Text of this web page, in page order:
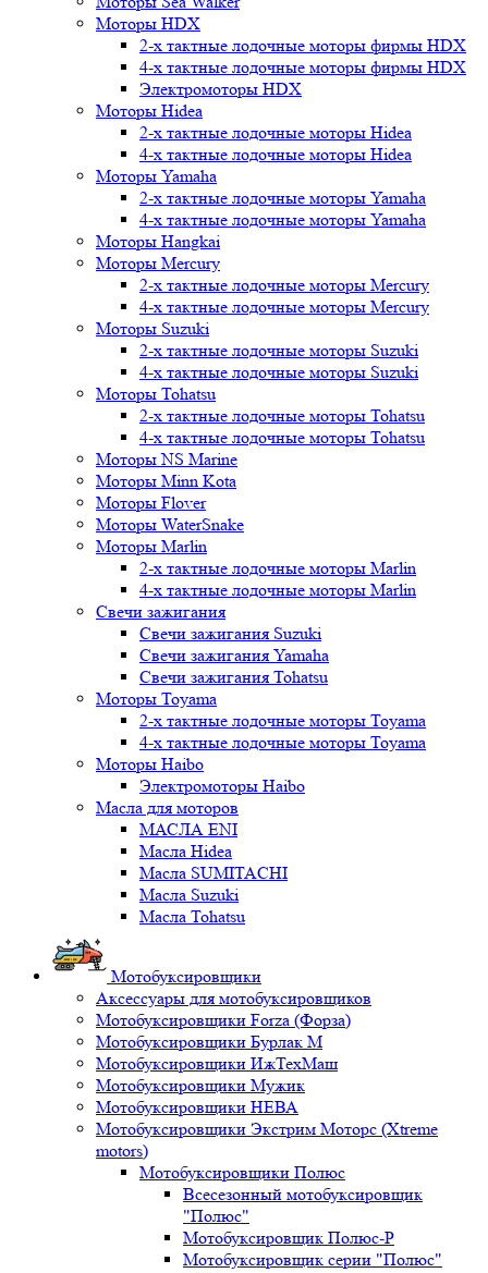
Моторы HDX
2-х тактные лодочные моторы фирмы HDX
4-х тактные лодочные моторы фирмы HDX
Электромоторы HDX
Моторы Hidea
2-х тактные лодочные моторы Hidea
4-х тактные лодочные моторы Hidea
Моторы Yamaha
2-х тактные лодочные моторы Yamaha
4-х тактные лодочные моторы Yamaha
Моторы Hangkai
Моторы Mercury
2-х тактные лодочные моторы Mercury
4-х тактные лодочные моторы Mercury
Моторы Suzuki
2-х тактные лодочные моторы Suzuki
4-х тактные лодочные моторы Suzuki
Моторы Tohatsu
2-х тактные лодочные моторы Tohatsu
4-х тактные лодочные моторы Tohatsu
Моторы NS Marine
Моторы Minn Kota
Моторы Flover
Моторы WaterSnake
Моторы Marlin
2-х тактные лодочные моторы Marlin
4-х тактные лодочные моторы Marlin
Свечи зажигания
Свечи зажигания Suzuki
Свечи зажигания Yamaha
Свечи зажигания Tohatsu
Моторы Toyama
2-х тактные лодочные моторы Toyama
4-х тактные лодочные моторы Toyama
Моторы Haibo
Электромоторы Haibo
Масла для моторов
МАСЛА ENI
Масла Hidea
Масла SUMITACHI
Масла Suzuki
Масла Tohatsu
Мотобуксировщики
Аксессуары для мотобуксировщиков
Мотобуксировщики Forza (Форза)
Мотобуксировщики Бурлак М
Мотобуксировщики ИжТехМаш
Мотобуксировщики Мужик
Мотобуксировщики НЕВА
Мотобуксировщики Экстрим Моторс (Xtreme
motors)
Мотобуксировщики Полюс
Всесезонный мотобуксировщик
"Полюс"
Мотобуксировщик Полюс-Р
Мотобуксировщик серии "Полюс"